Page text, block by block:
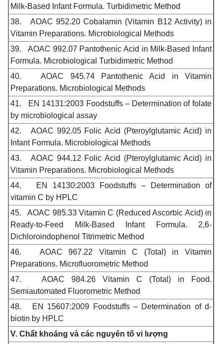
Milk-Based Infant Formula. Turbidimetric Method
38.
AOAC 952.20 Cobalamin (Vitamin B12 Activity) in
Vitamin Preparations. Microbiological Methods
39.
AOAC 992.07 Pantothenic Acid in Milk-Based Infant
Formula. Microbiological Turbidimetric Method
40.
AOAC 945.74 Pantothenic Acid in Vitamin
Preparations. Microbiological Methods
41.
EN 14131:2003 Foodstuffs – Determination of folate
by microbiological assay
42.
AOAC 992.05 Folic Acid (Pteroylglutamic Acid) in
Infant Formula. Microbiological Methods
43.
AOAC 944.12 Folic Acid (Pteroylglutamic Acid) in
Vitamin Preparations. Microbiological Methods
44.
EN 14130:2003 Foodstuffs – Determination of
vitamin C by HPLC
45.
AOAC 985.33 Vitamin C (Reduced Ascorbic Acid) in
Ready-to-Feed Milk-Based Infant Formula. 2,6-
Dichloroindophenol Titrimetric Method
46.
AOAC 967.22 Vitamin C (Total) in Vitamin
Preparations. Microfluorometric Method
47.
AOAC 984.26 Vitamin C (Total) in Food.
Semiautomated Fluorometric Method
48.
EN 15607:2009 Foodstuffs – Determination of d-
biotin by HPLC
V. Chất khoáng và các nguyên tố vi lượng